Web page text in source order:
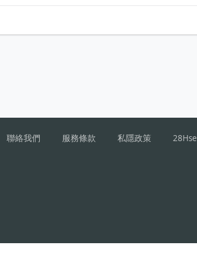
聯絡我們 服務條款 私隱政策 28Hse